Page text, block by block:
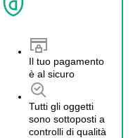
Il tuo pagamento
è al sicuro
Tutti gli oggetti
sono sottoposti a
controlli di qualità